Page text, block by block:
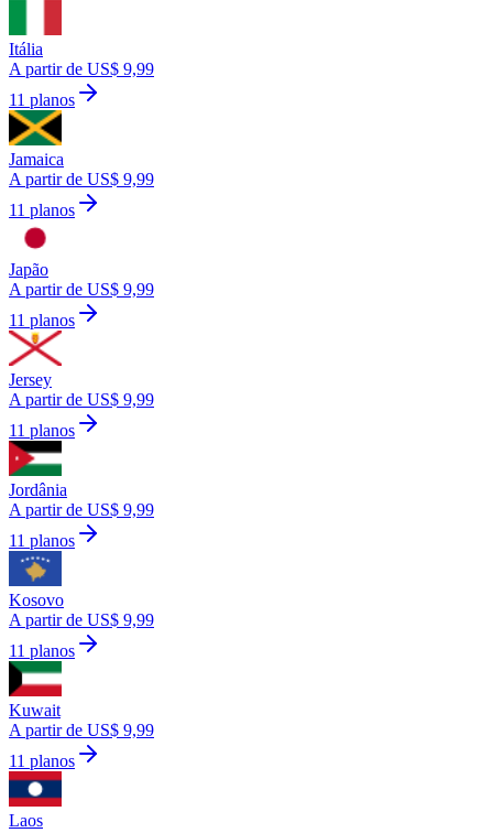
Itália
A partir de US$ 9,99
11 planos
Jamaica
A partir de US$ 9,99
11 planos
Japão
A partir de US$ 9,99
11 planos
Jersey
A partir de US$ 9,99
11 planos
Jordânia
A partir de US$ 9,99
11 planos
Kosovo
A partir de US$ 9,99
11 planos
Kuwait
A partir de US$ 9,99
11 planos
Laos